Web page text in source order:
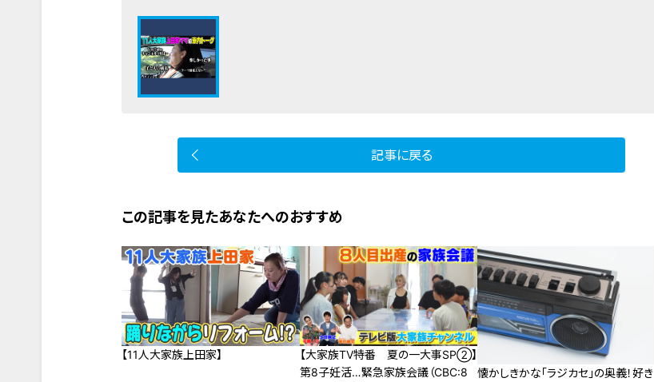
記事に戻る
この記事を見たあなたへのおすすめ
【11人大家族上田家】
【大家族TV特番 夏の一大事SP②】
第8子妊活…緊急家族会議（CBC:8
懐かしきかな「ラジカセ」の奥義！好き